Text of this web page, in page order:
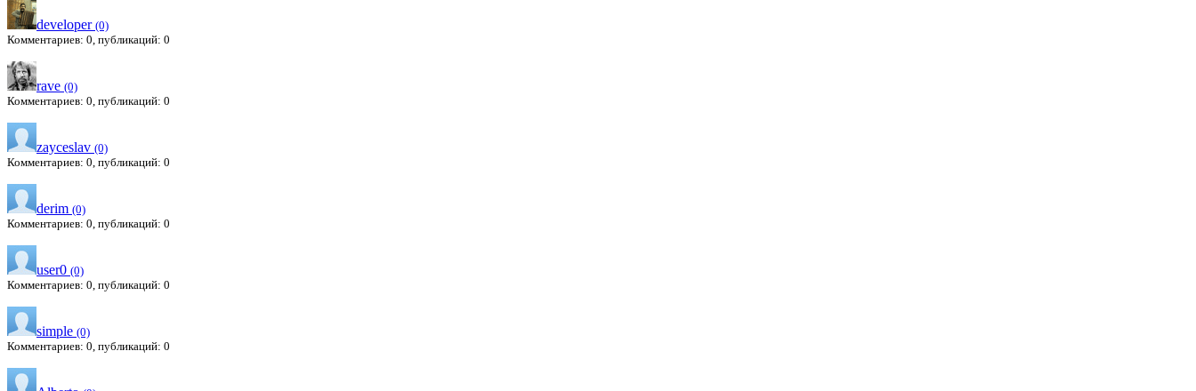
developer (0)
Комментариев: 0, публикаций: 0
rave (0)
Комментариев: 0, публикаций: 0
zayceslav (0)
Комментариев: 0, публикаций: 0
derim (0)
Комментариев: 0, публикаций: 0
user0 (0)
Комментариев: 0, публикаций: 0
simple (0)
Комментариев: 0, публикаций: 0